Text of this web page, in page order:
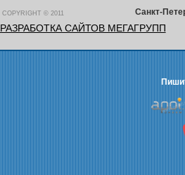
РАЗРАБОТКА САЙТОВ МЕГАГРУПП
COPYRIGHT © 2011 Санкт-